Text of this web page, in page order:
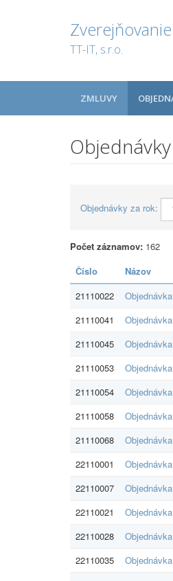
TT-IT, s.r.o.
ZMLUVY
Objednávky
Objednávky za rok:
Počet záznamov: 162
Číslo
Názov
21110022
21110041
21110045
21110053
21110054
21110058
21110068
22110001
22110007
22110021
22110028
22110035